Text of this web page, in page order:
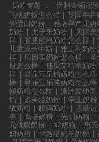
奶粉专题
： 伊利金领冠
飞帆奶粉怎么样 | 英国牛栏
解蛋白奶粉 | 雅培早产儿奶
奶粉 | 太子乐奶粉 | 贝因
样 | 雀巢能恩奶粉怎么样 |
儿童成长牛奶 | 雅士利奶粉
样 | 贝因美奶粉怎么样 | 圣
粉怎么样 | 佳贝艾特羊奶粉
样 | 君乐宝乐铂奶粉怎么样
样 | 君乐宝乐纯奶粉怎么样
帜奶粉怎么样 | 澳洲爱他美
钻 | 多美滋奶粉 | 学生奶粉
敏奶粉 | 腹泻奶粉 | 原装
睿 | 高培奶粉 | 光明奶粉 |
元优聪奶粉 | a2奶粉 | 惠
妇奶粉 | 卡洛塔妮羊奶粉 |